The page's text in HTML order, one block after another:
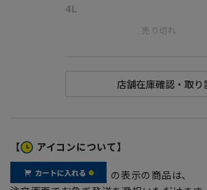
4L
売り切れ
【 アイコンについて】
の表示の商品は、